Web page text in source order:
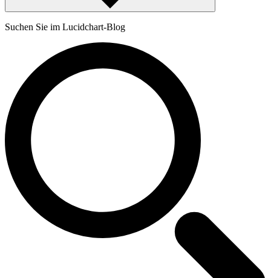
Suchen Sie im Lucidchart-Blog